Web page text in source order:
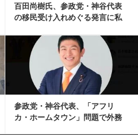
百田尚樹氏、参政党・神谷代表
の移民受け入れめぐる発言に私
参政党・神谷代表、「アフリ
カ・ホームタウン」問題で外務